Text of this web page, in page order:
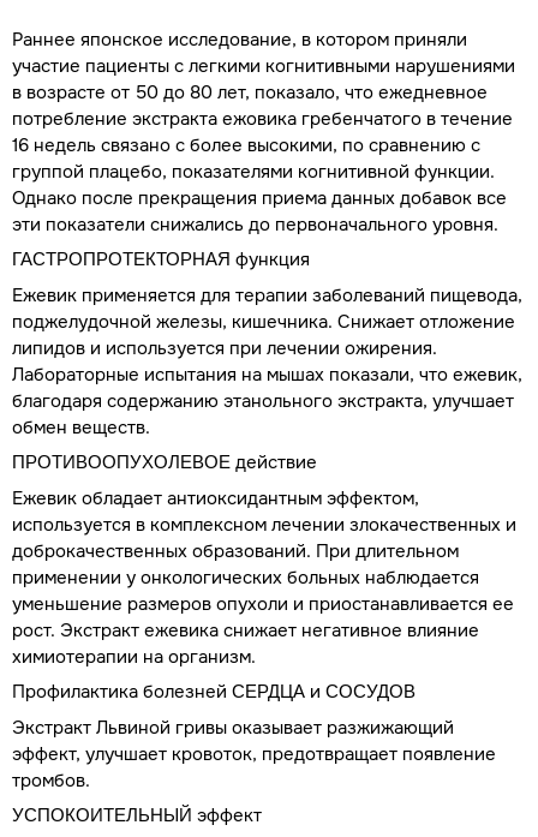
Раннее японское исследование, в котором приняли
участие пациенты с легкими когнитивными нарушениями
в возрасте от 50 до 80 лет, показало, что ежедневное
потребление экстракта ежовика гребенчатого в течение
16 недель связано с более высокими, по сравнению с
группой плацебо, показателями когнитивной функции.
Однако после прекращения приема данных добавок все
эти показатели снижались до первоначального уровня.
ГАСТРОПРОТЕКТОРНАЯ функция
Ежевик применяется для терапии заболеваний пищевода,
поджелудочной железы, кишечника. Снижает отложение
липидов и используется при лечении ожирения.
Лабораторные испытания на мышах показали, что ежевик,
благодаря содержанию этанольного экстракта, улучшает
обмен веществ.
ПРОТИВООПУХОЛЕВОЕ действие
Ежевик обладает антиоксидантным эффектом,
используется в комплексном лечении злокачественных и
доброкачественных образований. При длительном
применении у онкологических больных наблюдается
уменьшение размеров опухоли и приостанавливается ее
рост. Экстракт ежевика снижает негативное влияние
химиотерапии на организм.
Профилактика болезней СЕРДЦА и СОСУДОВ
Экстракт Львиной гривы оказывает разжижающий
эффект, улучшает кровоток, предотвращает появление
тромбов.
УСПОКОИТЕЛЬНЫЙ эффект